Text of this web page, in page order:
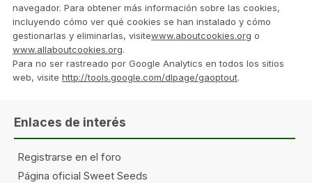
navegador. Para obtener más información sobre las cookies,
incluyendo cómo ver qué cookies se han instalado y cómo
gestionarlas y eliminarlas, visitewww.aboutcookies.org o
www.allaboutcookies.org.
Para no ser rastreado por Google Analytics en todos los sitios
web, visite http://tools.google.com/dlpage/gaoptout.
Enlaces de interés
Registrarse en el foro
Página oficial Sweet Seeds